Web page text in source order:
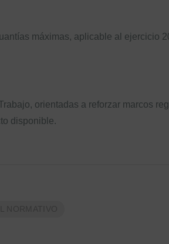
máximas, aplicable al ejercicio
orientadas a reforzar marcos
disponible.